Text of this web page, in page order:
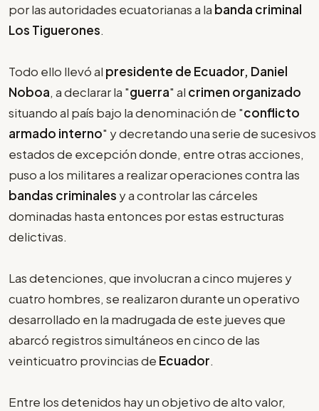
por las autoridades ecuatorianas a la banda criminal
Los Tiguerones.
Todo ello llevó al presidente de Ecuador, Daniel
Noboa, a declarar la "guerra" al crimen organizado
situando al país bajo la denominación de "conflicto
armado interno" y decretando una serie de sucesivos
estados de excepción donde, entre otras acciones,
puso a los militares a realizar operaciones contra las
bandas criminales y a controlar las cárceles
dominadas hasta entonces por estas estructuras
delictivas.
Las detenciones, que involucran a cinco mujeres y
cuatro hombres, se realizaron durante un operativo
desarrollado en la madrugada de este jueves que
abarcó registros simultáneos en cinco de las
veinticuatro provincias de Ecuador.
Entre los detenidos hay un objetivo de alto valor,